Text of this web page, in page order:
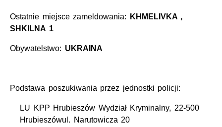
Ostatnie miejsce zameldowania:
KHMELIVKA ,
SHKILNA 1
Obywatelstwo: UKRAINA
Podstawa poszukiwania przez jednostki policji:
LU KPP Hrubieszów Wydział Kryminalny, 22-500
Hrubieszówul. Narutowicza 20